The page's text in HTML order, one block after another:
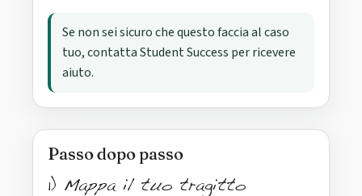
Se non sei sicuro che questo faccia al caso
tuo, contatta Student Success per ricevere
aiuto.
Passo dopo passo
1) Mappa il tuo tragitto